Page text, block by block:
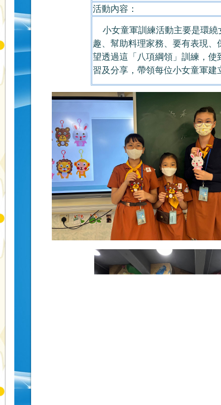
活動內容：
小女童軍訓練活動主要是環繞
趣、幫助料理家務、要有表現
望透過這「八項綱領」訓練，
習及分享，帶領每位小女童軍